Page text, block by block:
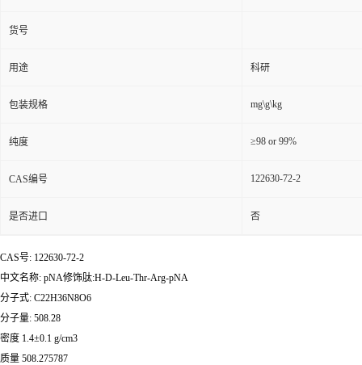
货号
用途 科研
包装规格 mg\g\kg
纯度 ≥98 or 99%
CAS编号 122630-72-2
是否进口 否
CAS号: 122630-72-2
中文名称: pNA修饰肽:H-D-Leu-Thr-Arg-pNA
分子式: C22H36N8O6
分子量: 508.28
密度 1.4±0.1 g/cm3
质量 508.275787